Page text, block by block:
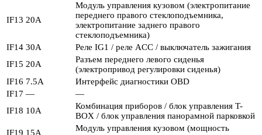
IF13 20А
Модуль управления кузовом (электропитание
переднего правого стеклоподъемника,
электропитание заднего правого
стеклоподъемника)
IF14 30А
Реле IG1 / реле ACC / выключатель зажигания
IF15 20А
Разъем переднего левого сиденья
(электропривод регулировки сиденья)
IF16 7.5А
Интерфейс диагностики OBD
IF17 —
—
IF18 10А
Комбинация приборов / блок управления T-
BOX / блок управления панорамной парковкой
IF19 15А
Модуль управления кузовом (мощность